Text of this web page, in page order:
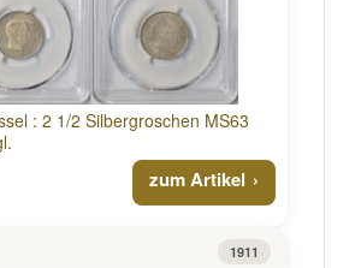
: 2 1/2 Silbergroschen MS63
zum Artikel
1911